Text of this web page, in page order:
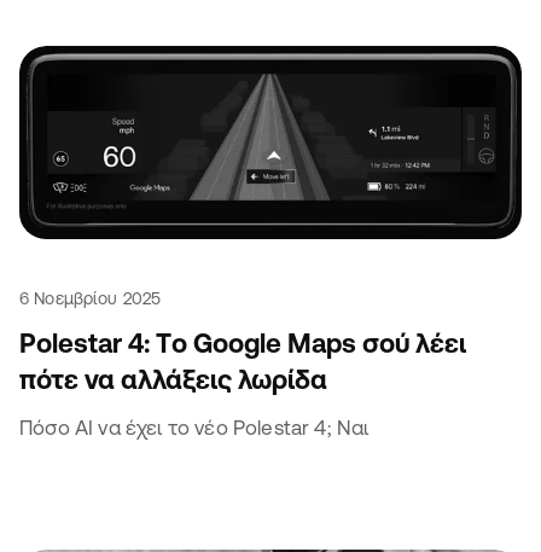
6 Νοεμβρίου 2025
Polestar 4: Tο Google Maps σού λέει
πότε να αλλάξεις λωρίδα
Πόσο AI να έχει το νέο Polestar 4; Ναι